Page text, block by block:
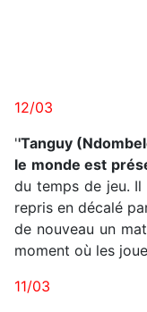
12/03
''Tanguy
le monde est
du temps de jeu. Il
repris en décalé
de nouveau un
moment où les
11/03